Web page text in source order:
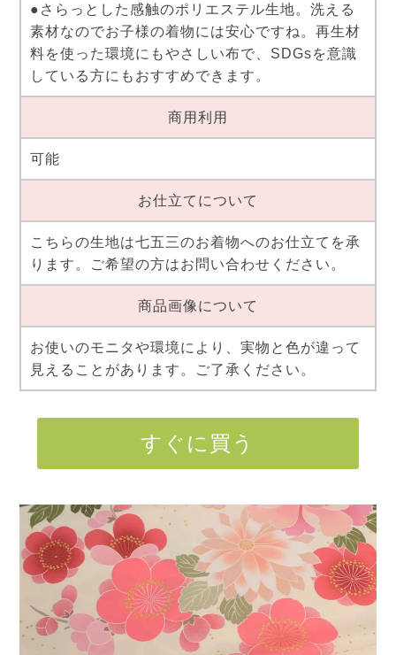
●さらっとした感触のポリエステル生地。洗える
素材なのでお子様の着物には安心ですね。再生材
料を使った環境にもやさしい布で、SDGsを意識
している方にもおすすめできます。
商用利用
可能
お仕立てについて
こちらの生地は七五三のお着物へのお仕立てを承
ります。ご希望の方はお問い合わせください。
商品画像について
お使いのモニタや環境により、実物と色が違って
見えることがあります。ご了承ください。
すぐに買う